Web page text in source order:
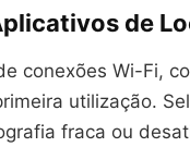
de
conexões Wi-Fi,
utilização.
fraca ou